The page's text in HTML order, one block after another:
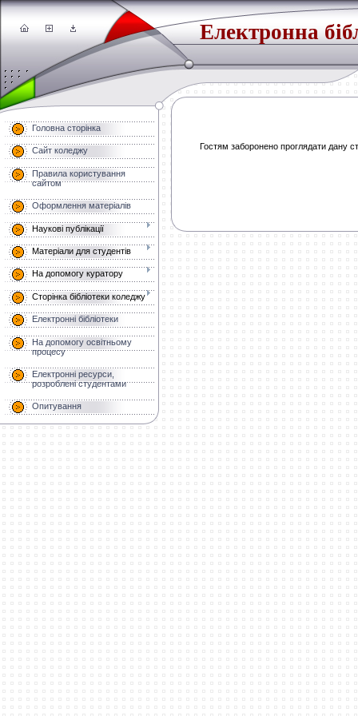
Електронна
Головна сторінка
Сайт коледжу
Правила користування
сайтом
Оформлення матеріалів
Наукові публікації
Матеріали для студентів
На допомогу куратору
Сторінка бібліотеки коледжу
Електронні бібліотеки
На допомогу освітньому
процесу
Електронні ресурси,
розроблені студентами
Опитування
Гостям заборонено проглядати дану